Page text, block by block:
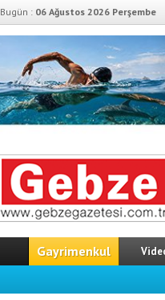
Bugün : 06 Ağustos 2026 Perşembe
Gayrimenkul